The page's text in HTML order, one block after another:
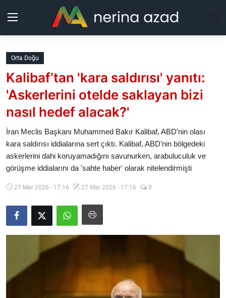
Kurdistan
Bölgeler
Yaşam
Güncel
Analiz
Makaleler
Galeri
Yazarlar
Arşiv
Orta Doğu
Kalibaf’tan 'kara saldırısı' yanıtı:
'Askerlerini otelde saklayan bizi
nasıl hedef alacak?'
İran Meclis Başkanı Muhammed Bakır Kalibaf, ABD’nin olası
kara saldırısı iddialarına sert çıktı. Kalibaf, ABD’nin bölgedeki
askerlerini dahi koruyamadığını savunurken, arabuluculuk ve
görüşme iddialarını da 'sahte haber' olarak nitelendirmişti
27 Mar 2026 - 17:16 27 Mar 2026 - 17:16 0